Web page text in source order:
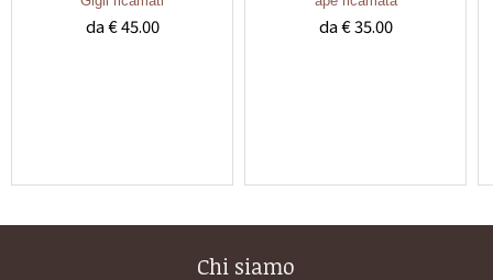
da € 45.00 da € 35.00
Chi siamo